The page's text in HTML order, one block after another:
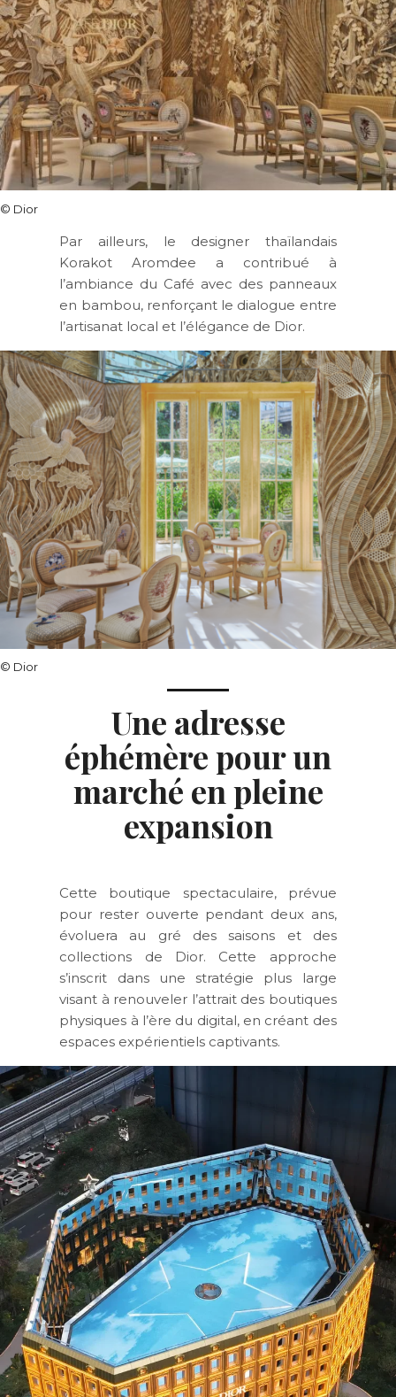
© Dior
Par ailleurs, le designer thaïlandais
Korakot Aromdee a contribué à
l’ambiance du Café avec des panneaux
en bambou, renforçant le dialogue entre
l’artisanat local et l’élégance de Dior.
© Dior
Une adresse
éphémère pour un
marché en pleine
expansion
Cette boutique spectaculaire, prévue
pour rester ouverte pendant deux ans,
évoluera au gré des saisons et des
collections de Dior. Cette approche
s’inscrit dans une stratégie plus large
visant à renouveler l’attrait des boutiques
physiques à l’ère du digital, en créant des
espaces expérientiels captivants.